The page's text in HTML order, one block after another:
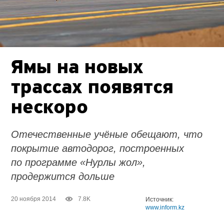
Ямы на новых
трассах появятся
нескоро
Отечественные учёные обещают, что
покрытие автодорог, построенных
по программе «Нурлы жол»,
продержится дольше
20 ноября 2014 7.8K
Источник:
www.inform.kz